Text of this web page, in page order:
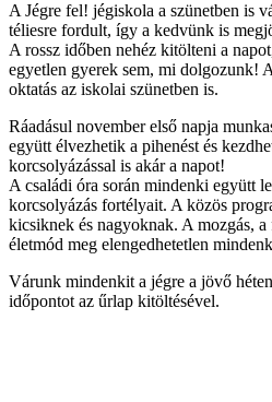
A Jégre fel! jégiskola a szünetben is
téliesre fordult, így a kedvünk is
A rossz időben nehéz kitölteni a
egyetlen gyerek sem, mi dolgozunk!
oktatás az iskolai szünetben is.
Ráadásul november első napja
együtt élvezhetik a pihenést és
korcsolyázással is akár a napot!
A családi óra során mindenki együtt
korcsolyázás fortélyait. A közös
kicsiknek és nagyoknak. A mozgás, a
életmód meg elengedhetetlen
Várunk mindenkit a jégre a jövő
időpontot az űrlap kitöltésével.